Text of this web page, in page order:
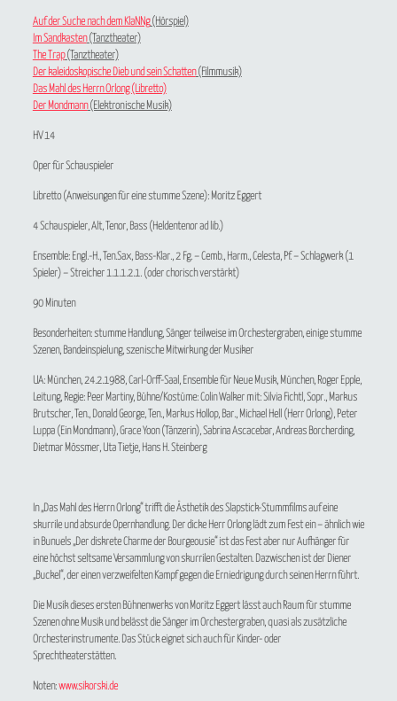
Auf der Suche nach dem KlaNNg(Hörspiel)
Im Sandkasten(Tanztheater)
The Trap(Tanztheater)
Der kaleidoskopische Dieb und sein Schatten(Filmmusik)
Das Mahl des Herrn Orlong (Libretto)
Der Mondmann(Elektronische Musik)
HV 14
Oper für Schauspieler
Libretto (Anweisungen für eine stumme Szene): Moritz Eggert
4 Schauspieler, Alt, Tenor, Bass (Heldentenor ad lib.)
Ensemble: Engl.-H., Ten.Sax, Bass-Klar., 2 Fg. – Cemb., Harm., Celesta, Pf. – Schlagwerk (1
Spieler) – Streicher 1.1.1.2.1. (oder chorisch verstärkt)
90 Minuten
Besonderheiten: stumme Handlung, Sänger teilweise im Orchestergraben, einige stumme
Szenen, Bandeinspielung, szenische Mitwirkung der Musiker
UA: München, 24.2.1988, Carl-Orff-Saal, Ensemble für Neue Musik, München, Roger Epple,
Leitung, Regie: Peer Martiny, Bühne/Kostüme: Colin Walker mit: Silvia Fichtl, Sopr., Markus
Brutscher, Ten., Donald George, Ten., Markus Hollop, Bar., Michael Hell (Herr Orlong), Peter
Luppa (Ein Mondmann), Grace Yoon (Tänzerin), Sabrina Ascacebar, Andreas Borcherding,
Dietmar Mössmer, Uta Tietje, Hans H. Steinberg
In „Das Mahl des Herrn Orlong“ trifft die Ästhetik des Slapstick-Stummfilms auf eine
skurrile und absurde Opernhandlung. Der dicke Herr Orlong lädt zum Fest ein – ähnlich wie
in Bunuels „Der diskrete Charme der Bourgeousie“ ist das Fest aber nur Aufhänger für
eine höchst seltsame Versammlung von skurrilen Gestalten. Dazwischen ist der Diener
„Buckel“, der einen verzweifelten Kampf gegen die Erniedrigung durch seinen Herrn führt.
Die Musik dieses ersten Bühnenwerks von Moritz Eggert lässt auch Raum für stumme
Szenen ohne Musik und belässt die Sänger im Orchestergraben, quasi als zusätzliche
Orchesterinstrumente. Das Stück eignet sich auch für Kinder- oder
Sprechtheaterstätten.
Noten:www.sikorski.de